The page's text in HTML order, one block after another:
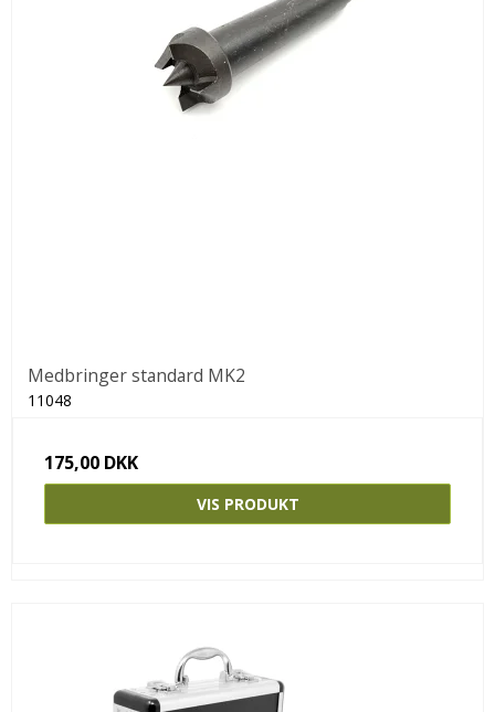
Medbringer standard MK2
11048
175,00 DKK
VIS PRODUKT